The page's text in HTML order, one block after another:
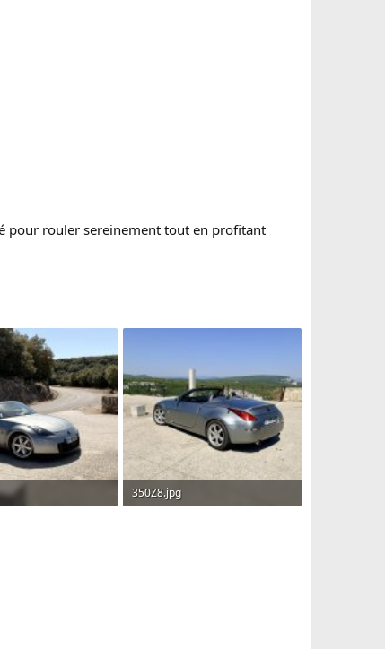
pour rouler sereinement tout en profitant
350Z8.jpg